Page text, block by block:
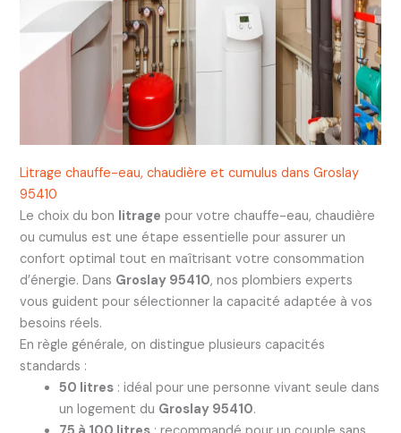
Litrage chauffe-eau, chaudière et cumulus dans Groslay
95410
Le choix du bon litrage pour votre chauffe-eau, chaudière
ou cumulus est une étape essentielle pour assurer un
confort optimal tout en maîtrisant votre consommation
d’énergie. Dans Groslay 95410, nos plombiers experts
vous guident pour sélectionner la capacité adaptée à vos
besoins réels.
En règle générale, on distingue plusieurs capacités
standards :
50 litres: idéal pour une personne vivant seule dans
un logement du Groslay 95410.